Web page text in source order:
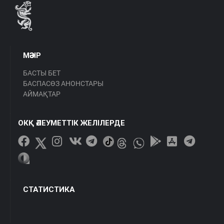
МӘЗІР
БАСТЫ БЕТ
БАСПАСӨЗ АНОНСТАРЫ
АЙМАҚТАР
ОКҚ ӘЛЕУМЕТТІК ЖЕЛІЛЕРДЕ
СТАТИСТИКА